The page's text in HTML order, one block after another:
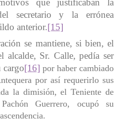
que justificaban la
secretario y la errónea
anterior.[15]
se mantiene, si bien, el
alcalde, Sr. Calle, pedía ser
cargo[16] por haber cambiado
por así requerirlo sus
la dimisión, el Teniente de
Guerrero, ocupó su